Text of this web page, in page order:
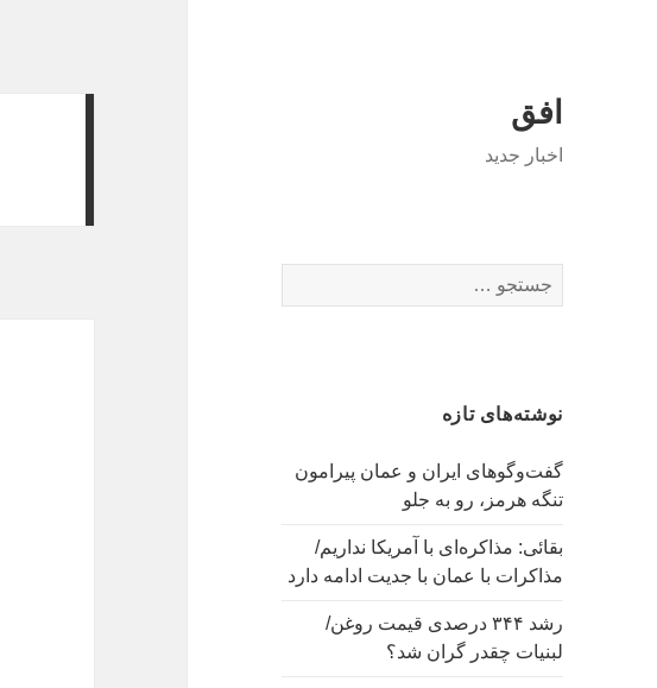
افق
اخبار جدید
برای:
نوشته‌های تازه
گفت‌وگوهای ایران و عمان پیرامون
تنگه هرمز، رو به جلو
بقائی: مذاکره‌ای با آمریکا نداریم/
مذاکرات با عمان با جدیت ادامه دارد
رشد ۳۴۴ درصدی قیمت روغن/
لبنیات چقدر گران شد؟